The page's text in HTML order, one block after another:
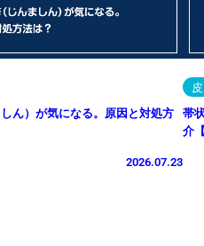
ん）が気になる。原因と対処方
2026.07.23
帯
介